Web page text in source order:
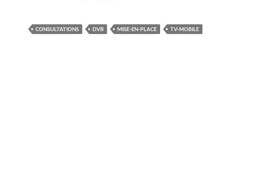
CONSULTATIONS DVB MISE-EN-PLACE TV-MOBILE